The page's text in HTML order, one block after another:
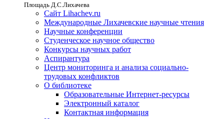
Площадь Д.С.Лихачева
Сайт Lihachev.ru
Международные Лихачевские научные чтения
Научные конференции
Студенческое научное общество
Конкурсы научных работ
Аспирантура
Центр мониторинга и анализа социально-
трудовых конфликтов
О библиотеке
Образовательные Интернет-ресурсы
Электронный каталог
Контактная информация